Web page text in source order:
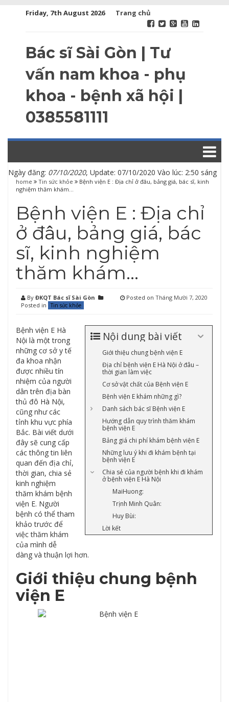
Friday, 7th August 2026 Trang chủ
Bác sĩ Sài Gòn | Tư
vấn nam khoa - phụ
khoa - bệnh xã hội |
0385581111
Ngày đăng: 07/10/2020, Update: 07/10/2020 Vào lúc: 2:50 sáng
home Tin sức khỏe
Bệnh viện E : Địa chỉ ở đâu, bảng giá, bác sĩ, kinh
nghiệm thăm khám…
Bệnh viện E : Địa chỉ
ở đâu, bảng giá, bác
sĩ, kinh nghiệm
thăm khám…
By ĐKQT Bác sĩ Sài Gòn
Posted in
Tin sức khỏe
Posted on Tháng Mười 7, 2020
Nội dung bài viết
Giới thiệu chung bệnh viện E
Địa chỉ bệnh viện E Hà Nội ở đâu –
thời gian làm việc
Cơ sở vật chất của Bệnh viện E
Bệnh viện E khám những gì?
Danh sách bác sĩ Bệnh viện E
Hướng dẫn quy trình thăm khám
bệnh viện E
Bảng giá chi phí khám bệnh viện E
Những lưu ý khi đi khám bệnh tại
bệnh viện E
Chia sẻ của người bệnh khi đi khám
ở bệnh viện E Hà Nội
MaiHuong:
Trịnh Minh Quân:
Huy Bùi:
Lời kết
Bệnh viện E Hà
Nội là một trong
những cơ sở y tế
đa khoa nhận
được nhiều tín
nhiệm của người
dân trên địa bàn
thủ đô Hà Nội,
cũng như các
tỉnh khu vực phía
Bắc. Bài viết dưới
đây sẽ cung cấp
các thông tin liên
quan đến địa chỉ,
thời gian, chia sẻ
kinh nghiệm
thăm khám bệnh
viện E. Người
bệnh có thể tham
khảo trước để
việc thăm khám
của mình dễ
dàng và thuận lợi hơn.
Giới thiệu chung bệnh
viện E